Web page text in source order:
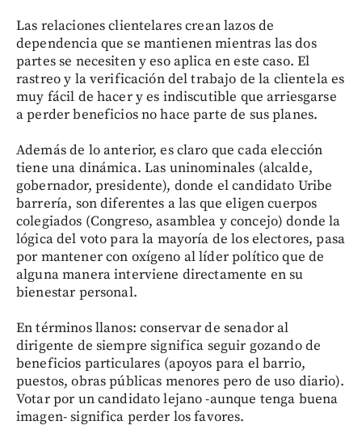
Las relaciones clientelares crean lazos de
dependencia que se mantienen mientras las dos
partes se necesiten y eso aplica en este caso. El
rastreo y la verificación del trabajo de la clientela es
muy fácil de hacer y es indiscutible que arriesgarse
a perder beneficios no hace parte de sus planes.
Además de lo anterior, es claro que cada elección
tiene una dinámica. Las uninominales (alcalde,
gobernador, presidente), donde el candidato Uribe
barrería, son diferentes a las que eligen cuerpos
colegiados (Congreso, asamblea y concejo) donde la
lógica del voto para la mayoría de los electores, pasa
por mantener con oxígeno al líder político que de
alguna manera interviene directamente en su
bienestar personal.
En términos llanos: conservar de senador al
dirigente de siempre significa seguir gozando de
beneficios particulares (apoyos para el barrio,
puestos, obras públicas menores pero de uso diario).
Votar por un candidato lejano -aunque tenga buena
imagen- significa perder los favores.